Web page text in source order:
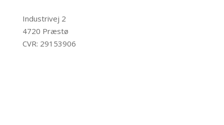
Industrivej 2
4720 Præstø
CVR: 29153906